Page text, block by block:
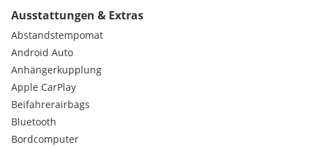
Ausstattungen & Extras
Abstandstempomat
Android Auto
Anhängerkupplung
Apple CarPlay
Beifahrerairbags
Bluetooth
Bordcomputer